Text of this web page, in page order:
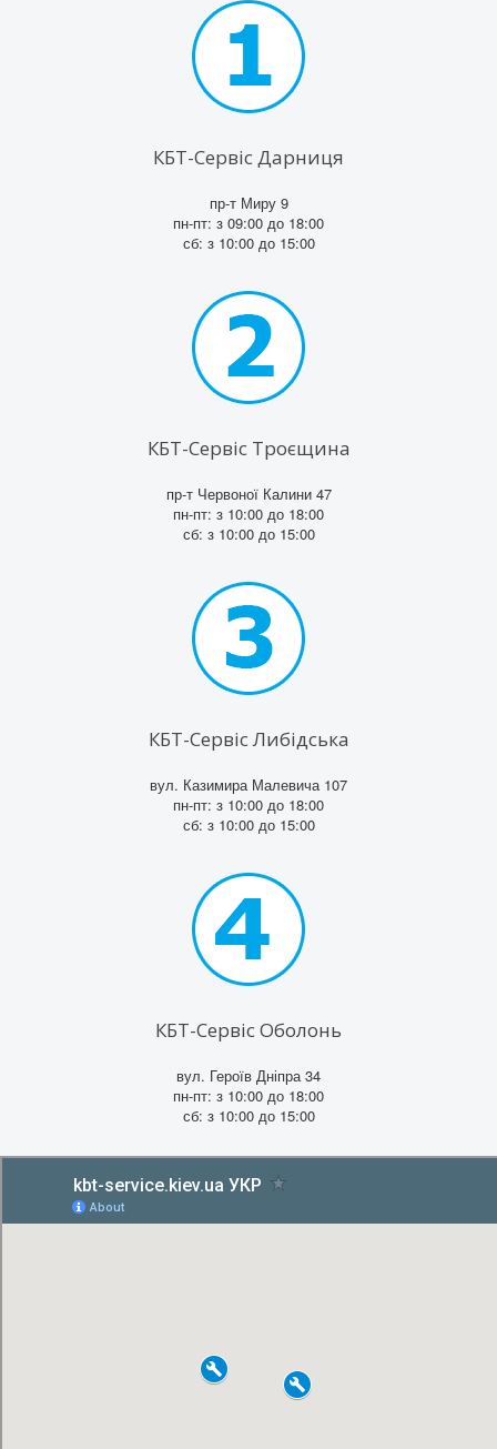
КБТ-Сервіс Дарниця
пр-т Миру 9
пн-пт: з 09:00 до 18:00
сб: з 10:00 до 15:00
КБТ-Сервіс Троєщина
пр-т Червоної Калини 47
пн-пт: з 10:00 до 18:00
сб: з 10:00 до 15:00
КБТ-Сервіс Либідська
вул. Казимира Малевича 107
пн-пт: з 10:00 до 18:00
сб: з 10:00 до 15:00
КБТ-Сервіс Оболонь
вул. Героїв Дніпра 34
пн-пт: з 10:00 до 18:00
сб: з 10:00 до 15:00